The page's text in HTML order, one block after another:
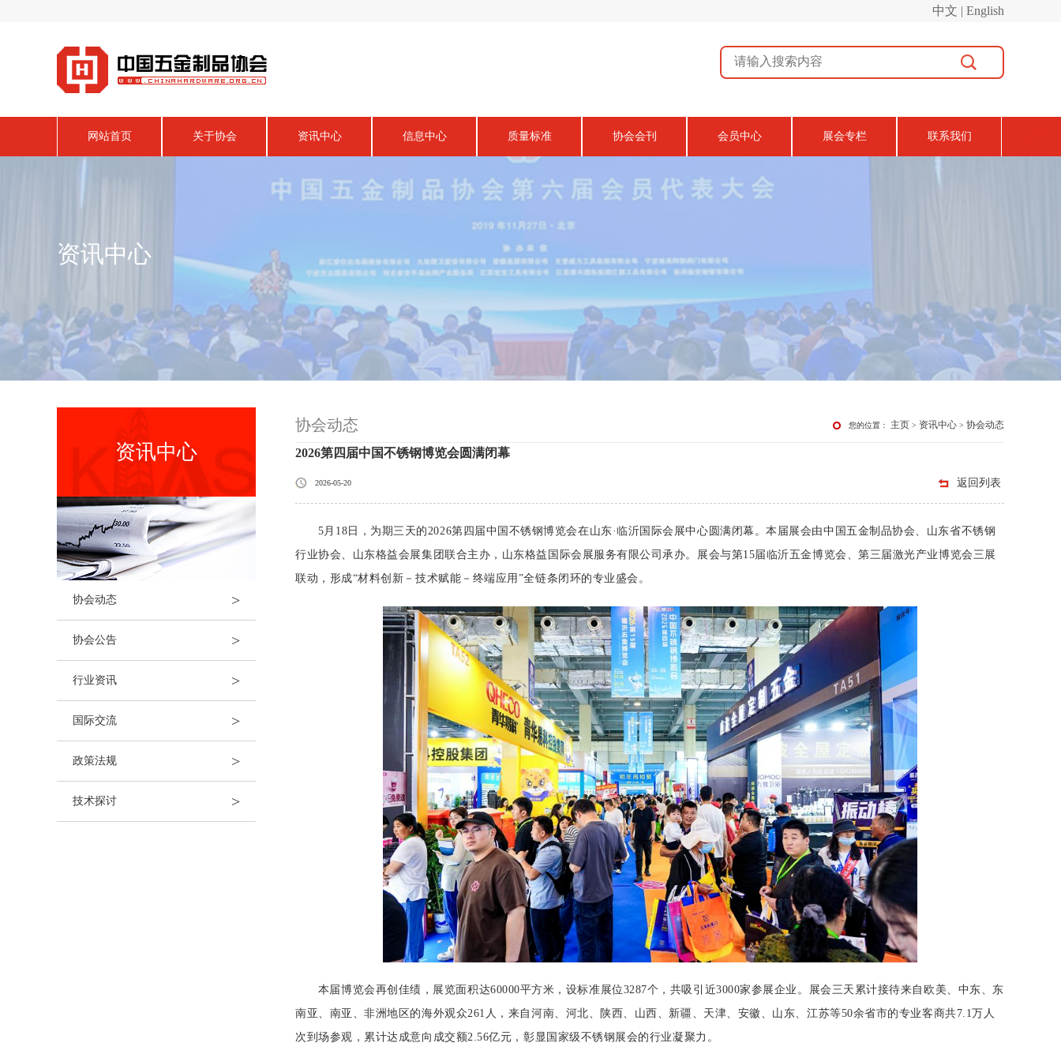
中文 | English
网站首页 关于协会 资讯中心 信息中心 质量标准 协会会刊 会员中心 展会专栏 联系我们
资讯中心
资讯中心
协会动态 >
协会公告 >
行业资讯 >
国际交流 >
政策法规 >
技术探讨 >
协会动态 您的位置： 主页 > 资讯中心 > 协会动态
2026第四届中国不锈钢博览会圆满闭幕
2026-05-20 返回列表
5月18日，为期三天的2026第四届中国不锈钢博览会在山东·临沂国际会展中心圆满闭幕。本届展会由中国五金制品协会、山东省不锈钢
行业协会、山东格益会展集团联合主办，山东格益国际会展服务有限公司承办。展会与第15届临沂五金博览会、第三届激光产业博览会三展
联动，形成“材料创新－技术赋能－终端应用”全链条闭环的专业盛会。
本届博览会再创佳绩，展览面积达60000平方米，设标准展位3287个，共吸引近3000家参展企业。展会三天累计接待来自欧美、中东、东
南亚、南亚、非洲地区的海外观众261人，来自河南、河北、陕西、山西、新疆、天津、安徽、山东、江苏等50余省市的专业客商共7.1万人
次到场参观，累计达成意向成交额2.56亿元，彰显国家级不锈钢展会的行业凝聚力。